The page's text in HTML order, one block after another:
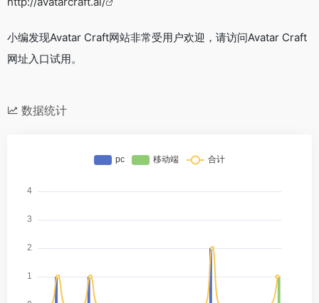
小编发现Avatar Craft网站非常受用户欢迎，请访问Avatar Craft
网址入口试用。
数据统计